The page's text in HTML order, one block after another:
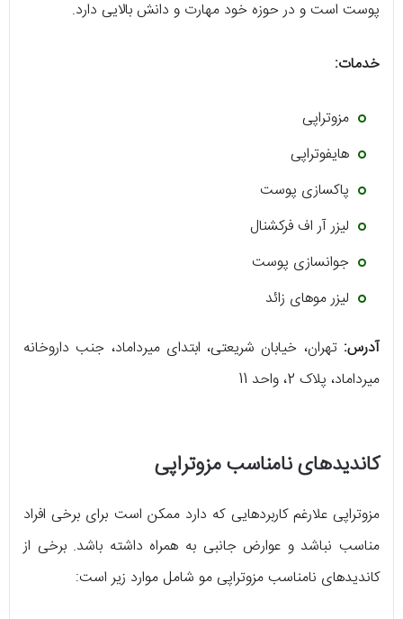
پوست است و در حوزه خود مهارت و دانش بالایی دارد.
خدمات:
مزوتراپی
هایفوتراپی
پاکسازی پوست
لیزر آر اف فرکشنال
جوانسازی پوست
لیزر موهای زائد
آدرس: تهران، خیابان شریعتی، ابتدای میرداماد، جنب داروخانه
میرداماد، پلاک 2، واحد 11
کاندیدهای نامناسب مزوتراپی
مزوتراپی علارغم کاربردهایی که دارد ممکن است برای برخی افراد
مناسب نباشد و عوارض جانبی به همراه داشته باشد. برخی از
کاندیدهای نامناسب مزوتراپی مو شامل موارد زیر است: